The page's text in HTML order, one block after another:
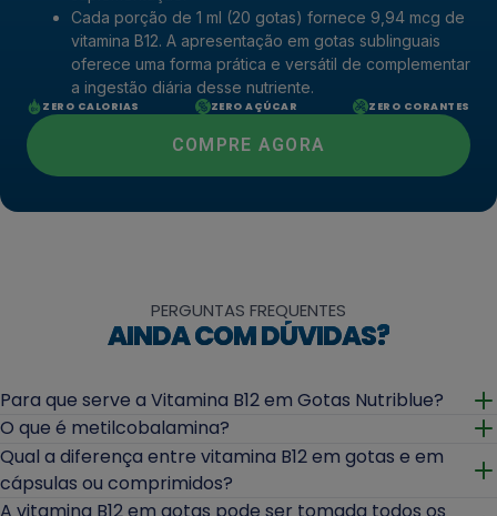
Cada porção de 1 ml (20 gotas) fornece 9,94 mcg de
vitamina B12. A apresentação em gotas sublinguais
oferece uma forma prática e versátil de complementar
a ingestão diária desse nutriente.
ZERO CALORIAS ZERO AÇÚCAR ZERO CORANTES
COMPRE AGORA
PERGUNTAS FREQUENTES
AINDA COM DÚVIDAS?
Para que serve a Vitamina B12 em Gotas Nutriblue?
Abrir
O que é metilcobalamina?
Abrir
Qual a diferença entre vitamina B12 em gotas e em
cápsulas ou comprimidos?
Abrir
A vitamina B12 em gotas pode ser tomada todos os